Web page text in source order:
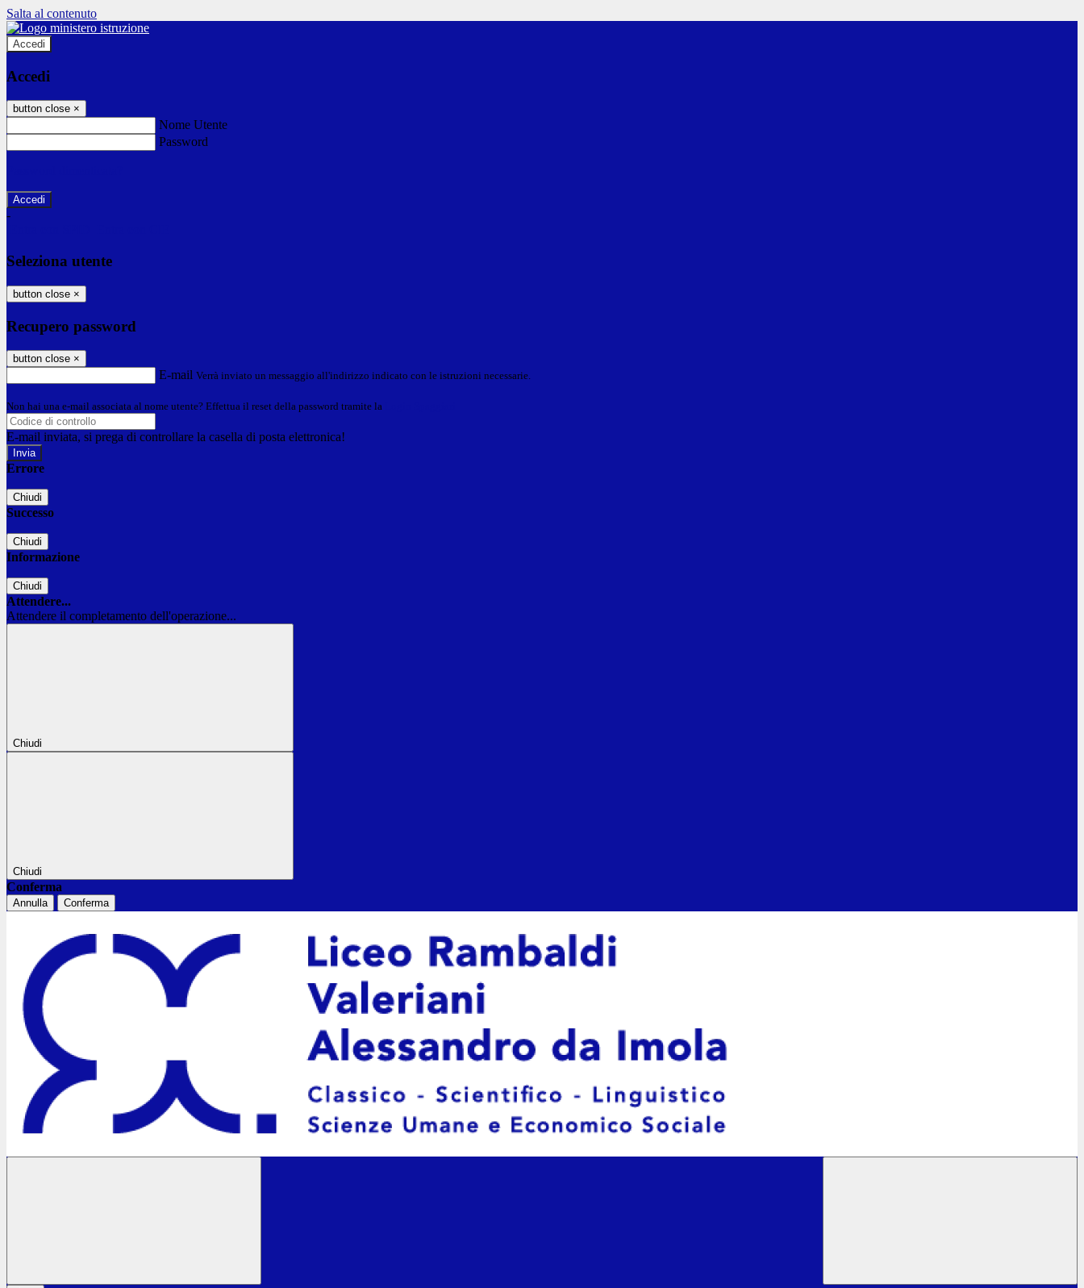
Salta al contenuto
Accedi
Accedi
button close ×
Nome Utente
Password
-
Seleziona utente
button close ×
Recupero password
button close ×
E-mail Verrà inviato un messaggio all'indirizzo indicato con le istruzioni necessarie.
Non hai una e-mail associata al nome utente? Effettua il reset della password tramite la
E-mail inviata, si prega di controllare la casella di posta elettronica!
Errore
Chiudi
Successo
Chiudi
Informazione
Chiudi
Attendere...
Attendere il completamento dell'operazione...
Chiudi
Chiudi
Conferma
Annulla Conferma